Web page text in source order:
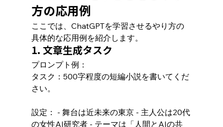
方の応用例
ここでは、ChatGPTを学習させるやり方の
具体的な応用例を紹介します。
1. 文章生成タスク
プロンプト例：
タスク：500字程度の短編小説を書いてくだ
さい。
設定： - 舞台は近未来の東京 - 主人公は20代
の女性AI研究者 - テーマは「人間とAIの共